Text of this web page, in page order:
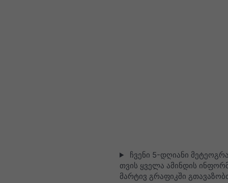
ჩვენი 5-დღიანი
თვის ყველა ამინდის
მარტივ გრაფიკში